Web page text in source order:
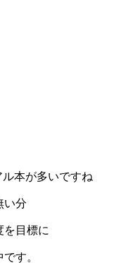
本が多いですね
い分
を目標に
す。